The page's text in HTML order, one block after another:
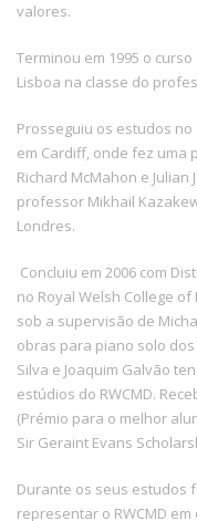
valores.
Terminou em 1995 o
Lisboa na classe do
Prosseguiu os estudos no
em Cardiff, onde fez uma
Richard McMahon e
professor Mikhail
Londres.
Concluiu em 2006 com
no Royal Welsh College
sob a supervisão de
obras para piano solo
Silva e Joaquim Galvão
estúdios do RWCMD.
(Prémio para o melhor
Sir Geraint Evans
Durante os seus estudos
representar o RWCMD